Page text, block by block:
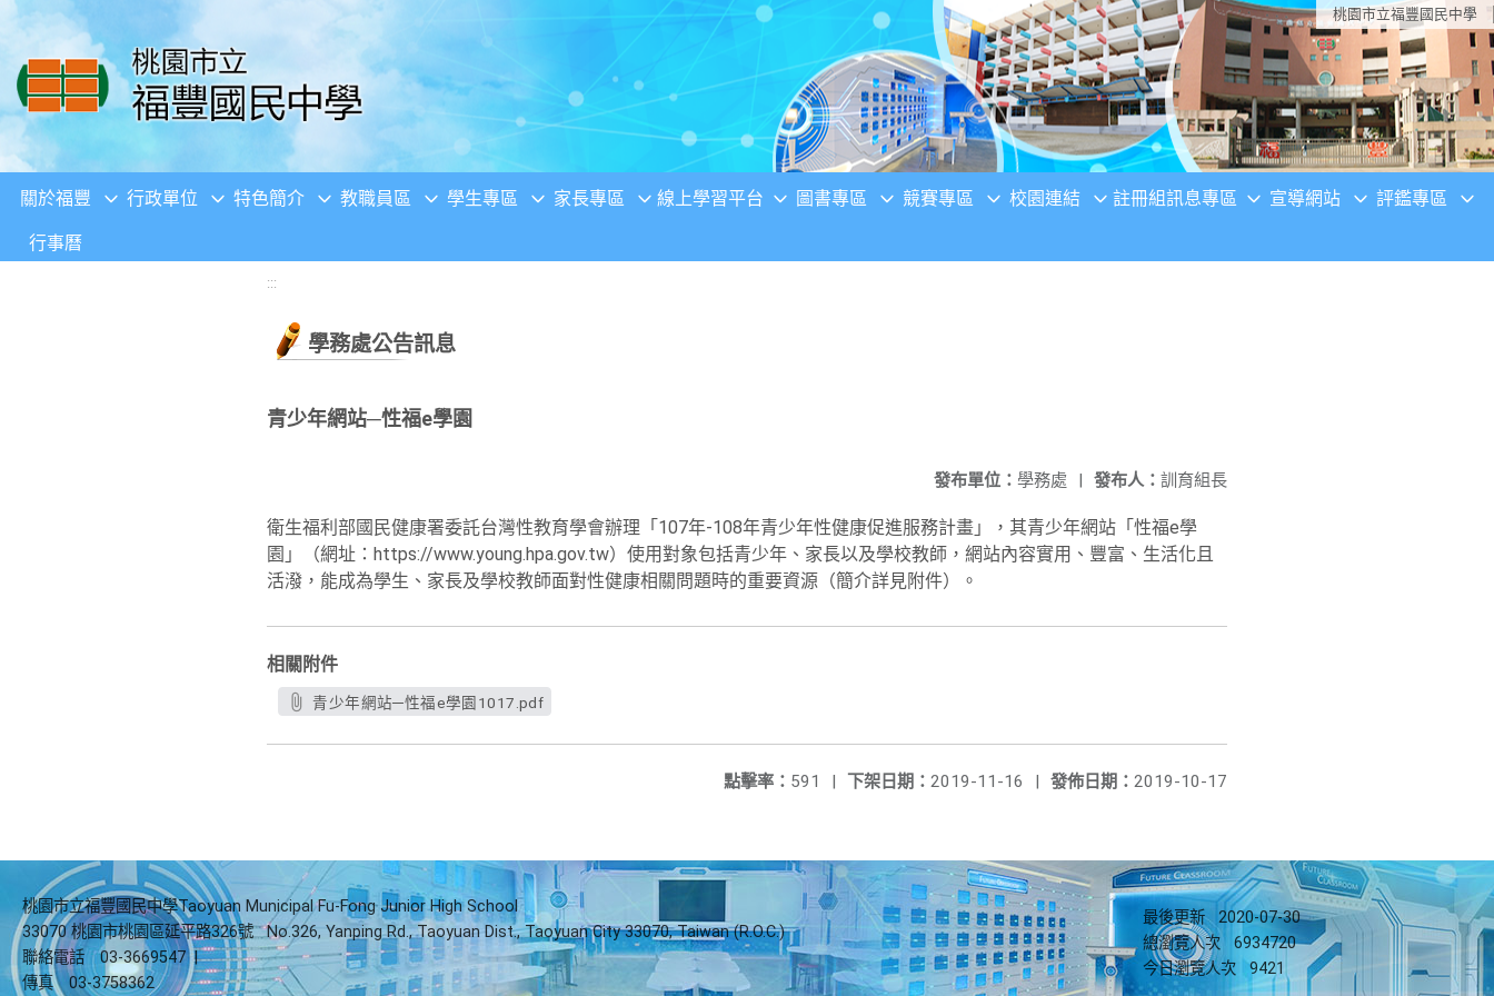
移至網頁之主要內容區位置 桃園市立福豐國民中學
關於福豐 行政單位 特色簡介 教職員區 學生專區 家長專區 線上學習平台 圖書專區 競賽專區 校園連結 註冊組訊息專區 宣導網站 評鑑專區
行事曆
:::
學務處公告訊息
青少年網站─性福e學園
發布人： 訓育組長
發布單位： 學務處 |
衛生福利部國民健康署委託台灣性教育學會辦理「107年-108年青少年性健康促進服務計畫」，其青少年網站「性福e學
園」（網址：https://www.young.hpa.gov.tw）使用對象包括青少年、家長以及學校教師，網站內容實用、豐富、生活化且
活潑，能成為學生、家長及學校教師面對性健康相關問題時的重要資源（簡介詳見附件）。
相關附件
青少年網站─性福e學園1017.pdf
發佈日期： 2019-10-17
下架日期： 2019-11-16 |
點擊率： 591 |
桃園市立福豐國民中學Taoyuan Municipal Fu-Fong Junior High School
33070 桃園市桃園區延平路326號
No.326, Yanping Rd., Taoyuan Dist., Taoyuan City 33070, Taiwan (R.O.C.)
聯絡電話
03-3669547 |
傳真
03-3758362
最後更新
2020-07-30
總瀏覽人次
6934720
今日瀏覽人次
9421